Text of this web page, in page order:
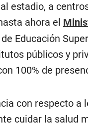
estadio, a
ahora el
Educación
públicos y
100% de
con respecto a
cuidar la salud